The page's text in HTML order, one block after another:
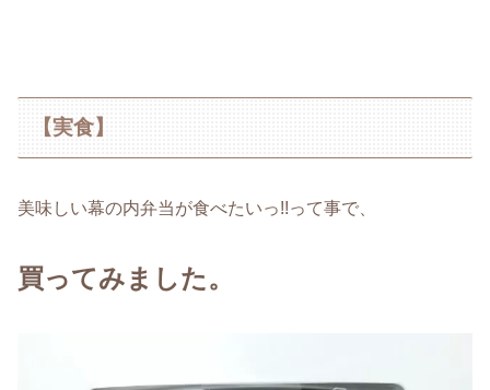
【実食】
美味しい幕の内弁当が食べたいっ!!って事で、
買ってみました。